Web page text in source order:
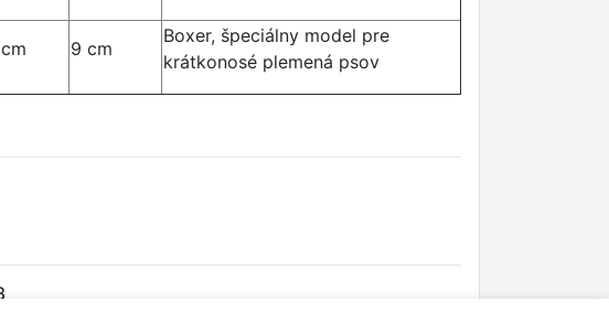
9 cm
Boxer, špeciálny model pre
krátkonosé plemená psov